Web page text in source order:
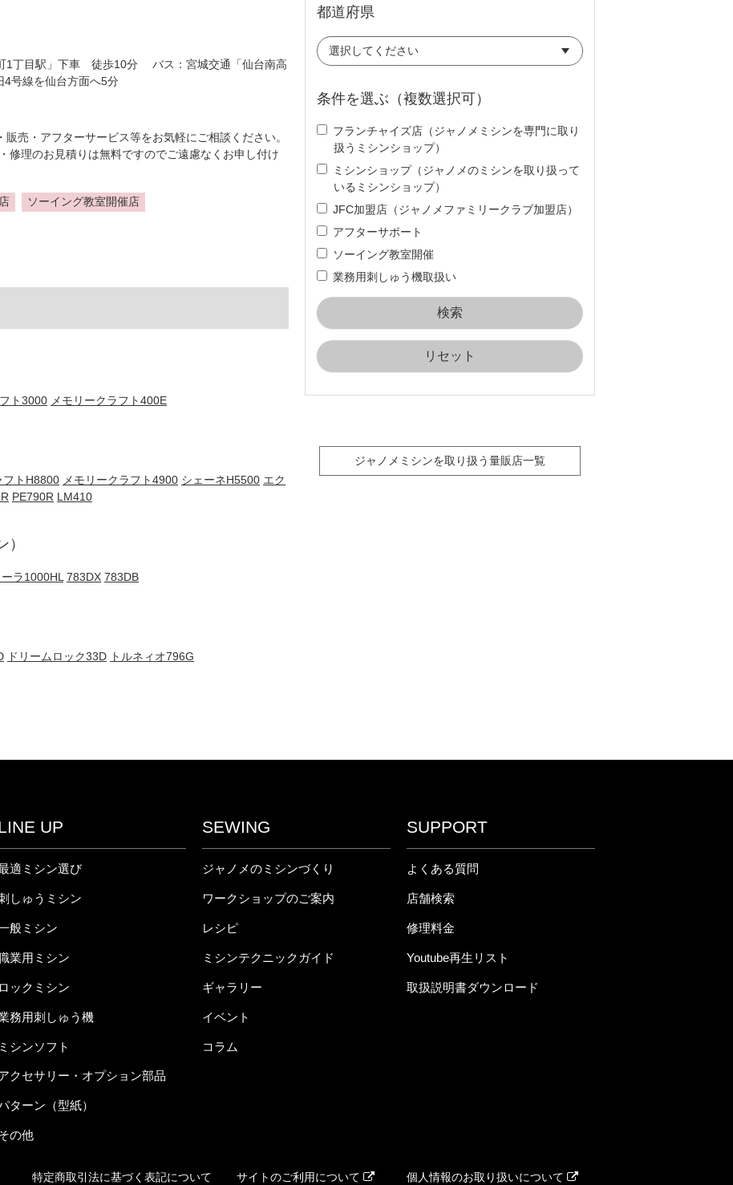
1丁目駅」下車 徒歩10分 バス：宮城交通「仙台南高
号線を仙台方面へ5分
売・アフターサービス等をお気軽にご相談ください。
修理のお見積りは無料ですのでご遠慮なくお申し付け
ソーイング教室開催店
ト3000 メモリークラフト400E
フトH8800 メモリークラフト4900 シェーネH5500 エク
PE790R LM410
ラ1000HL 783DX 783DB
ドリームロック33D トルネィオ796G
都道府県
条件を選ぶ（複数選択可）
フランチャイズ店（ジャノメミシンを専門に取り
扱うミシンショップ）
ミシンショップ（ジャノメのミシンを取り扱って
いるミシンショップ）
JFC加盟店（ジャノメファミリークラブ加盟店）
アフターサポート
ソーイング教室開催
業務用刺しゅう機取扱い
リセット
ジャノメミシンを取り扱う量販店一覧
UP
適ミシン選び
しゅうミシン
般ミシン
業用ミシン
ロックミシン
務用刺しゅう機
ミシンソフト
クセサリー・オプション部品
ターン（型紙）
の他
SEWING
ジャノメのミシンづくり
ワークショップのご案内
レシピ
ミシンテクニックガイド
ギャラリー
イベント
コラム
SUPPORT
よくある質問
店舗検索
修理料金
Youtube再生リスト
取扱説明書ダウンロード
特定商取引法に基づく表記について サイトのご利用について 個人情報のお取り扱いについて